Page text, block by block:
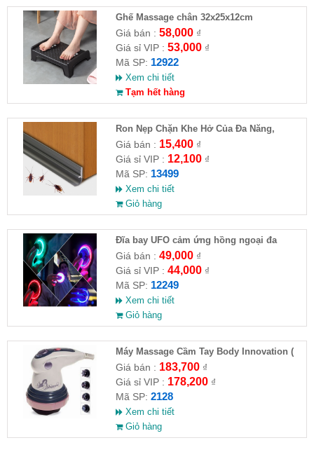
Ghế Massage chân 32x25x12cm
Giá bán : 58,000₫
Giá sỉ VIP : 53,000₫
Mã SP: 12922
Xem chi tiết
Tạm hết hàng
Ron Nẹp Chặn Khe Hở Của Đa Năng,
Chống Côn Trùng( HĐ )
Giá bán : 15,400₫
Giá sỉ VIP : 12,100₫
Mã SP: 13499
Xem chi tiết
Giỏ hàng
Đĩa bay UFO cảm ứng hồng ngoại đa
chiều tự động bay về
Giá bán : 49,000₫
Giá sỉ VIP : 44,000₫
Mã SP: 12249
Xem chi tiết
Giỏ hàng
Máy Massage Cầm Tay Body Innovation (
HĐ )
Giá bán : 183,700₫
Giá sỉ VIP : 178,200₫
Mã SP: 2128
Xem chi tiết
Giỏ hàng